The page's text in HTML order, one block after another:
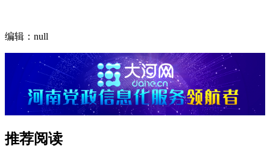
编辑：null
推荐阅读